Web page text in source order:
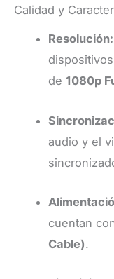
Calidad y
Resolución:
de 1080p
audio y el
cuentan
Cable).